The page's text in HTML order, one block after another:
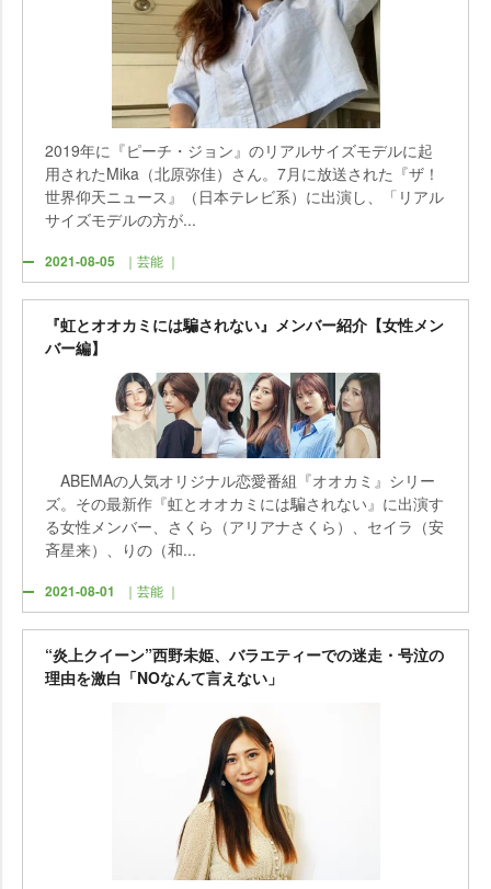
2019年に『ピーチ・ジョン』のリアルサイズモデルに起
用されたMika（北原弥佳）さん。7月に放送された『ザ！
世界仰天ニュース』（日本テレビ系）に出演し、「リアル
サイズモデルの方が...
2021-08-05 ｜芸能 ｜
『虹とオオカミには騙されない』メンバー紹介【女性メン
バー編】
ABEMAの人気オリジナル恋愛番組『オオカミ』シリー
ズ。その最新作『虹とオオカミには騙されない』に出演す
る女性メンバー、さくら（アリアナさくら）、セイラ（安
斉星来）、りの（和...
2021-08-01 ｜芸能 ｜
“炎上クイーン”西野未姫、バラエティーでの迷走・号泣の
理由を激白「NOなんて言えない」